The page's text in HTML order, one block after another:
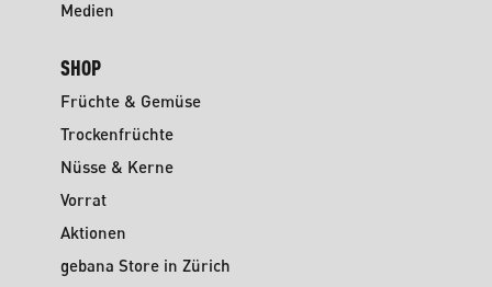
Medien
SHOP
Früchte & Gemüse
Trockenfrüchte
Nüsse & Kerne
Vorrat
Aktionen
gebana Store in Zürich